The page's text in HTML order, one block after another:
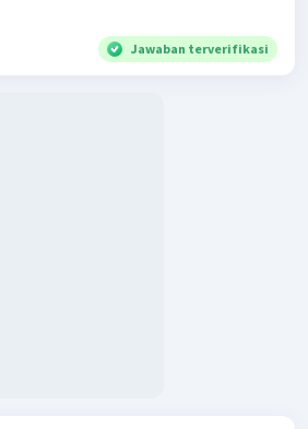
Jawaban terverifikasi